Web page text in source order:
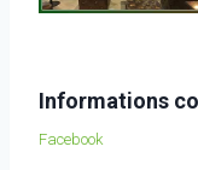
Informations
Facebook